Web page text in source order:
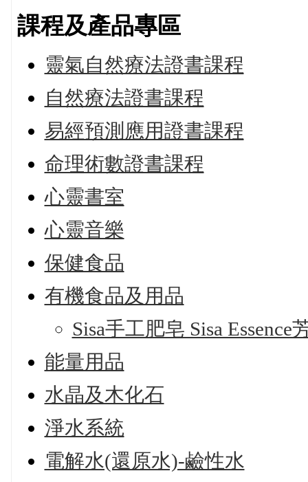
課程及產品專區
靈氣自然療法證書課程
自然療法證書課程
易經預測應用證書課程
命理術數證書課程
心靈書室
心靈音樂
保健食品
有機食品及用品
Sisa手工肥皂 Sisa Essence
能量用品
水晶及木化石
淨水系統
電解水(還原水)-鹼性水